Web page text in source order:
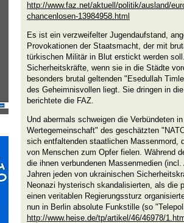
http://www.faz.net/aktuell/politik/ausland/
chancenlosen-13984958.html
Es ist ein verzweifelter Jugendaufstand,
Provokationen der Staatsmacht, der mit
türkischen Militär in Blut erstickt werden
Sicherheitskräfte, wenn sie in die Städte
besonders brutal geltenden "Esedullah
des Geheimnisvollen liegt. Sie dringen in
berichtete die FAZ.
Und abermals schweigen die Verbündeten
Wertegemeinschaft" des geschätzten
sich entfaltenden staatlichen Massenmord,
von Menschen zum Opfer fielen. Während
die ihnen verbundenen Massenmedien
Jahren jeden von ukrainischen
Neonazi hysterisch skandalisierten, als die
einen veritablen Regierungssturz
nun in Berlin absolute Funkstille (so
http://www.heise.de/tp/artikel/46/46978/